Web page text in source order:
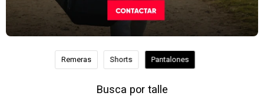
Remeras Shorts Pantalones
Busca por talle